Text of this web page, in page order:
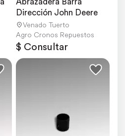
Dirección John Deere
Venado Tuerto
Agro Cronos Repuestos
$ Consultar